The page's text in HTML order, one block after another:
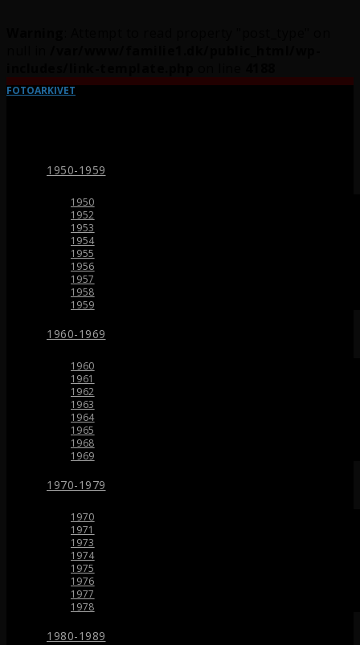
FOTOARKIVET
1950-1959
1950
1952
1953
1954
1955
1956
1957
1958
1959
1960-1969
1960
1961
1962
1963
1964
1965
1968
1969
1970-1979
1970
1971
1973
1974
1975
1976
1977
1978
1980-1989